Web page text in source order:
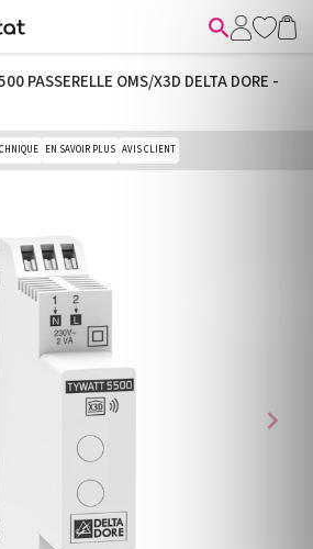

chevron_right
PASSERELLE OMS/X3D DELTA DORE -
EN SAVOIR PLUS AVIS CLIENT